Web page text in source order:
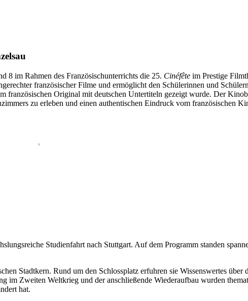
8 im Rahmen des Französischunterrichts die 25. Cinéfête im Prestige
französischer Filme und ermöglicht den Schülerinnen und
französischen Original mit deutschen Untertiteln gezeigt wurde. Der
zu erleben und einen authentischen Eindruck vom französischen
Studienfahrt nach Stuttgart. Auf dem Programm standen
Stadtkern. Rund um den Schlossplatz erfuhren sie Wissenswertes
im Zweiten Weltkrieg und der anschließende Wiederaufbau wurden
hat.